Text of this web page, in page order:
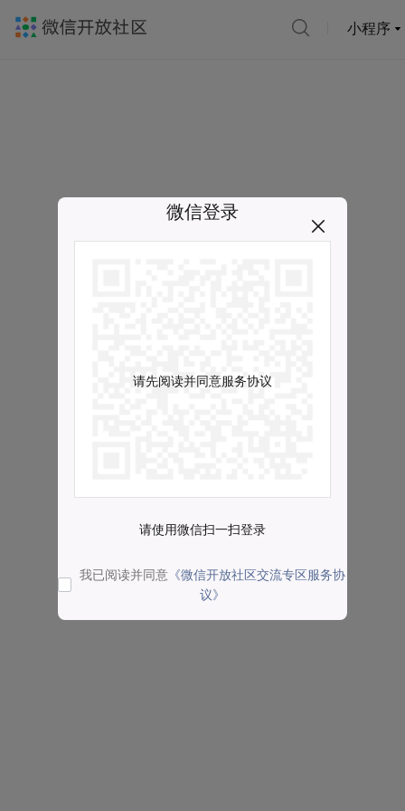
小程序
微信登录
请先阅读并同意服务协议
请使用微信扫一扫登录
我已阅读并同意 《微信开放社区交流专区服务协
议》